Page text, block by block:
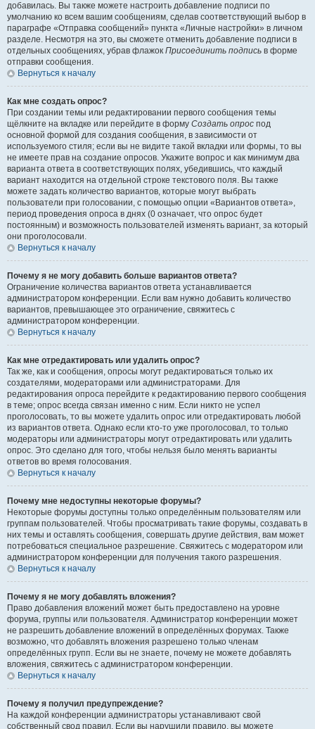
добавилась. Вы также можете настроить добавление подписи по
умолчанию ко всем вашим сообщениям, сделав соответствующий выбор в
параграфе «Отправка сообщений» пункта «Личные настройки» в личном
разделе. Несмотря на это, вы сможете отменить добавление подписи в
отдельных сообщениях, убрав флажок Присоединить подпись в форме
отправки сообщения.
Вернуться к началу
Как мне создать опрос?
При создании темы или редактировании первого сообщения темы
щёлкните на вкладке или перейдите в форму Создать опрос под
основной формой для создания сообщения, в зависимости от
используемого стиля; если вы не видите такой вкладки или формы, то вы
не имеете прав на создание опросов. Укажите вопрос и как минимум два
варианта ответа в соответствующих полях, убедившись, что каждый
вариант находится на отдельной строке текстового поля. Вы также
можете задать количество вариантов, которые могут выбрать
пользователи при голосовании, с помощью опции «Вариантов ответа»,
период проведения опроса в днях (0 означает, что опрос будет
постоянным) и возможность пользователей изменять вариант, за который
они проголосовали.
Вернуться к началу
Почему я не могу добавить больше вариантов ответа?
Ограничение количества вариантов ответа устанавливается
администратором конференции. Если вам нужно добавить количество
вариантов, превышающее это ограничение, свяжитесь с
администратором конференции.
Вернуться к началу
Как мне отредактировать или удалить опрос?
Так же, как и сообщения, опросы могут редактироваться только их
создателями, модераторами или администраторами. Для
редактирования опроса перейдите к редактированию первого сообщения
в теме; опрос всегда связан именно с ним. Если никто не успел
проголосовать, то вы можете удалить опрос или отредактировать любой
из вариантов ответа. Однако если кто-то уже проголосовал, то только
модераторы или администраторы могут отредактировать или удалить
опрос. Это сделано для того, чтобы нельзя было менять варианты
ответов во время голосования.
Вернуться к началу
Почему мне недоступны некоторые форумы?
Некоторые форумы доступны только определённым пользователям или
группам пользователей. Чтобы просматривать такие форумы, создавать в
них темы и оставлять сообщения, совершать другие действия, вам может
потребоваться специальное разрешение. Свяжитесь с модератором или
администратором конференции для получения такого разрешения.
Вернуться к началу
Почему я не могу добавлять вложения?
Право добавления вложений может быть предоставлено на уровне
форума, группы или пользователя. Администратор конференции может
не разрешить добавление вложений в определённых форумах. Также
возможно, что добавлять вложения разрешено только членам
определённых групп. Если вы не знаете, почему не можете добавлять
вложения, свяжитесь с администратором конференции.
Вернуться к началу
Почему я получил предупреждение?
На каждой конференции администраторы устанавливают свой
собственный свод правил. Если вы нарушили правило, вы можете